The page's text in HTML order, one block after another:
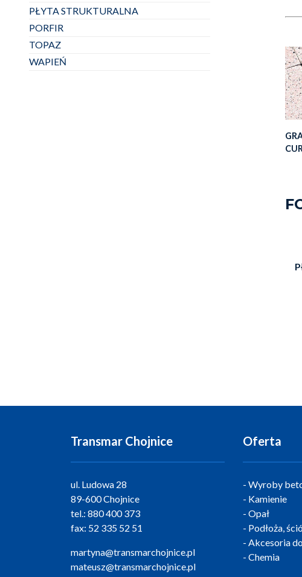
PŁYTA STRUKTURALNA
PORFIR
TOPAZ
WAPIEŃ
Transmar Chojnice
ul. Ludowa 28
89-600 Chojnice
tel.: 880 400 373
fax: 52 335 52 51
martyna@transmarchojnice.pl
mateusz@transmarchojnice.pl
Oferta
Wyroby
Kamienie
Opał
Podłoża,
Akcesoria
Chemia